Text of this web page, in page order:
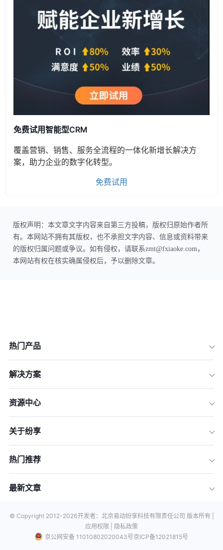
免费试用智能型CRM
覆盖营销、销售、服务全流程的一体化新增长解决方
案，助力企业的数字化转型。
免费试用
版权声明：本文章文字内容来自第三方投稿，版权归原始作者所
有。本网站不拥有其版权，也不承担文字内容、信息或资料带来
的版权归属问题或争议。如有侵权，请联系zmt@fxiaoke.com，
本网站有权在核实确属侵权后，予以删除文章。
热门产品
解决方案
资源中心
关于纷享
热门推荐
最新文章
© Copyright 2012-2026开发者：北京易动纷享科技有限责任公司 版本所有 |
应用权限 |
隐私政策
京公网安备 11010802020043号京ICP备12021815号